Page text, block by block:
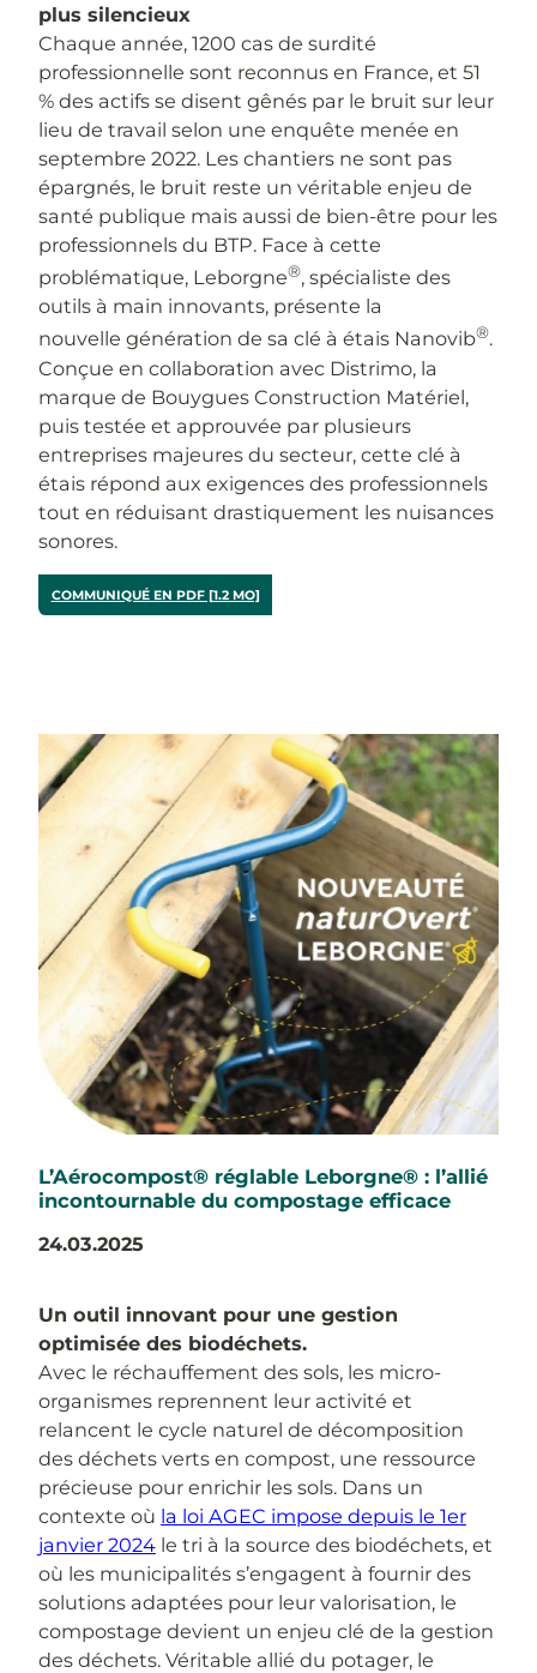
plus silencieux
Chaque année, 1200 cas de surdité
professionnelle sont reconnus en France, et 51
% des actifs se disent gênés par le bruit sur leur
lieu de travail selon une enquête menée en
septembre 2022. Les chantiers ne sont pas
épargnés, le bruit reste un véritable enjeu de
santé publique mais aussi de bien-être pour les
professionnels du BTP. Face à cette
problématique, Leborgne®, spécialiste des
outils à main innovants, présente la
nouvelle génération de sa clé à étais Nanovib®.
Conçue en collaboration avec Distrimo, la
marque de Bouygues Construction Matériel,
puis testée et approuvée par plusieurs
entreprises majeures du secteur, cette clé à
étais répond aux exigences des professionnels
tout en réduisant drastiquement les nuisances
sonores.
COMMUNIQUÉ EN PDF [1.2 MO]
L’Aérocompost® réglable Leborgne® : l’allié
incontournable du compostage efficace
24.03.2025
Un outil innovant pour une gestion
optimisée des biodéchets.
Avec le réchauffement des sols, les micro-
organismes reprennent leur activité et
relancent le cycle naturel de décomposition
des déchets verts en compost, une ressource
précieuse pour enrichir les sols. Dans un
contexte où la loi AGEC impose depuis le 1er
janvier 2024le tri à la source des biodéchets, et
où les municipalités s’engagent à fournir des
solutions adaptées pour leur valorisation, le
compostage devient un enjeu clé de la gestion
des déchets. Véritable allié du potager, le